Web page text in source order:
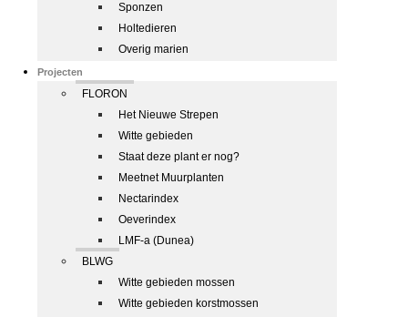
Sponzen
Holtedieren
Overig marien
Projecten
FLORON
Het Nieuwe Strepen
Witte gebieden
Staat deze plant er nog?
Meetnet Muurplanten
Nectarindex
Oeverindex
LMF-a (Dunea)
BLWG
Witte gebieden mossen
Witte gebieden korstmossen